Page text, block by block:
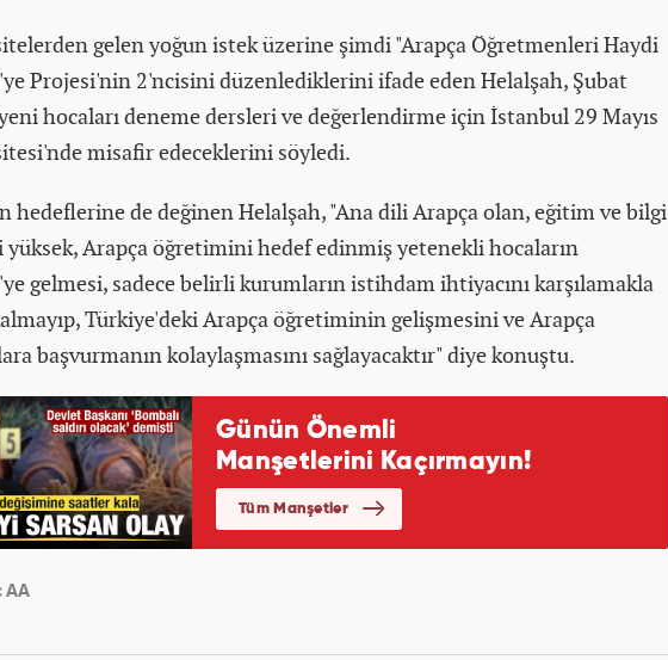
gelen yoğun istek üzerine şimdi "Arapça Öğretmenleri Haydi
Projesi'nin 2'ncisini düzenlediklerini ifade eden Helalşah, Şubat
hocaları deneme dersleri ve değerlendirme için İstanbul 29 Mayıs
misafir edeceklerini söyledi.
hedeflerine de değinen Helalşah, "Ana dili Arapça olan, eğitim ve bilgi
yüksek, Arapça öğretimini hedef edinmiş yetenekli hocaların
gelmesi, sadece belirli kurumların istihdam ihtiyacını karşılamakla
Türkiye'deki Arapça öğretiminin gelişmesini ve Arapça
başvurmanın kolaylaşmasını sağlayacaktır" diye konuştu.
AA